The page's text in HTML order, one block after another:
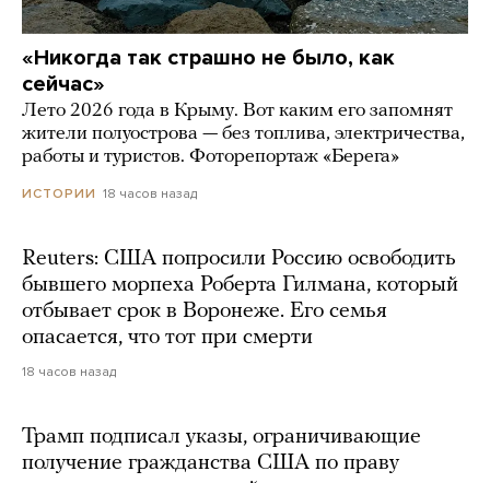
«Никогда так страшно не было, как
сейчас»
Лето 2026 года в Крыму. Вот каким его запомнят
жители полуострова — без топлива, электричества,
работы и туристов. Фоторепортаж «Берега»
ИСТОРИИ 18 часов назад
Reuters: США попросили Россию освободить
бывшего морпеха Роберта Гилмана, который
отбывает срок в Воронеже. Его семья
опасается, что тот при смерти
18 часов назад
Трамп подписал указы, ограничивающие
получение гражданства США по праву